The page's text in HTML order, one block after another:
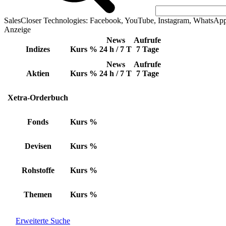
SalesCloser Technologies: Facebook, YouTube, Instagram,
Anzeige
Indizes Kurs %
News
24 h / 7 T
Aufrufe
7 Tage
Aktien Kurs %
News
24 h / 7 T
Aufrufe
7 Tage
Xetra-Orderbuch
Fonds Kurs %
Devisen Kurs %
Rohstoffe Kurs %
Themen Kurs %
Erweiterte Suche